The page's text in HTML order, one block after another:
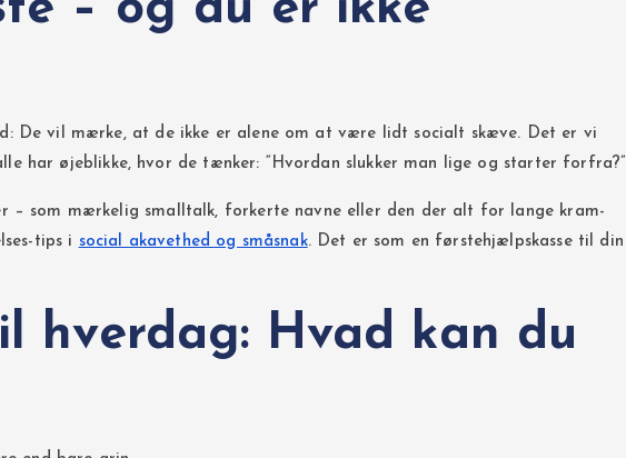
De vil mærke, at de ikke er alene om at være lidt socialt skæve. Det er vi
har øjeblikke, hvor de tænker: “Hvordan slukker man lige og starter forfra?”
– som mærkelig smalltalk, forkerte navne eller den der alt for lange kram-
tips i social akavethed og småsnak. Det er som en førstehjælpskasse til din
hverdag: Hvad kan du